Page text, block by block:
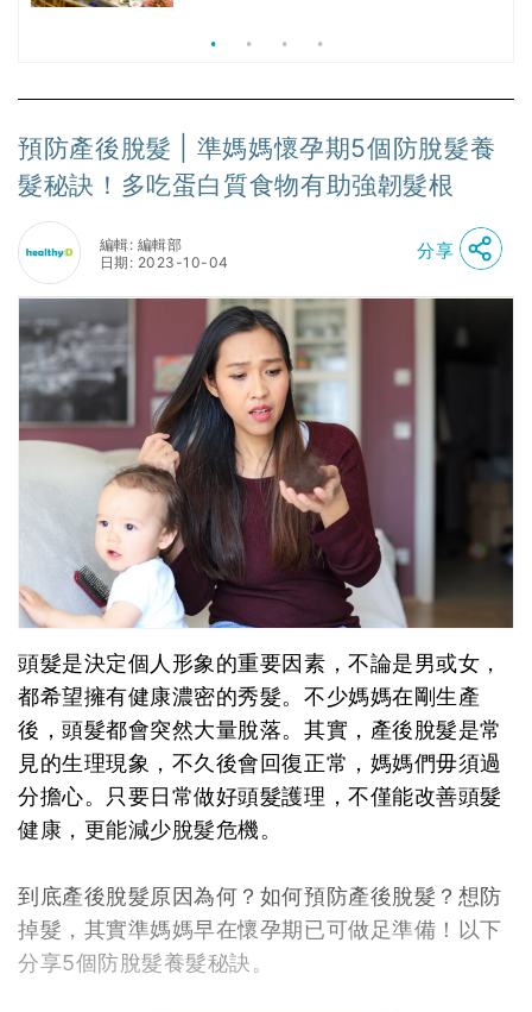
預防產後脫髮 | 準媽媽懷孕期5個防脫髮養
髮秘訣！多吃蛋白質食物有助強韌髮根
編輯: 編輯部
日期: 2023-10-04
分享
頭髮是決定個人形象的重要因素，不論是男或女，
都希望擁有健康濃密的秀髮。不少媽媽在剛生產
後，頭髮都會突然大量脫落。其實，產後脫髮是常
見的生理現象，不久後會回復正常，媽媽們毋須過
分擔心。只要日常做好頭髮護理，不僅能改善頭髮
健康，更能減少脫髮危機。
到底產後脫髮原因為何？如何預防產後脫髮？想防
掉髮，其實準媽媽早在懷孕期已可做足準備！以下
分享5個防脫髮養髮秘訣。